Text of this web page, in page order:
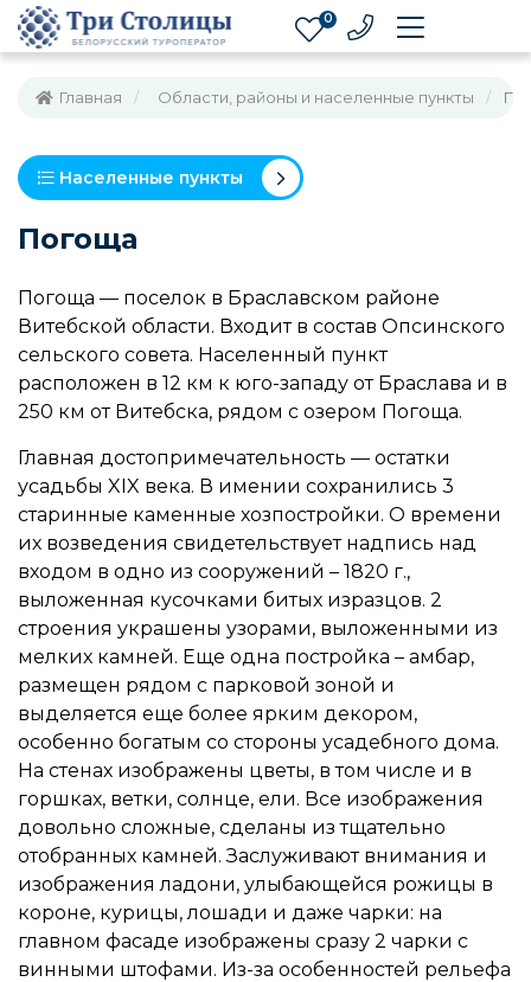
0
Главная Области, районы и населенные пункты
Населенные пункты
Погоща
Погоща — поселок в Браславском районе
Витебской области. Входит в состав Опсинского
сельского совета. Населенный пункт
расположен в 12 км к юго-западу от Браслава и в
250 км от Витебска, рядом с озером Погоща.
Главная достопримечательность — остатки
усадьбы XIX века. В имении сохранились 3
старинные каменные хозпостройки. О времени
их возведения свидетельствует надпись над
входом в одно из сооружений – 1820 г.,
выложенная кусочками битых изразцов. 2
строения украшены узорами, выложенными из
мелких камней. Еще одна постройка – амбар,
размещен рядом с парковой зоной и
выделяется еще более ярким декором,
особенно богатым со стороны усадебного дома.
На стенах изображены цветы, в том числе и в
горшках, ветки, солнце, ели. Все изображения
довольно сложные, сделаны из тщательно
отобранных камней. Заслуживают внимания и
изображения ладони, улыбающейся рожицы в
короне, курицы, лошади и даже чарки: на
главном фасаде изображены сразу 2 чарки с
винными штофами. Из-за особенностей рельефа